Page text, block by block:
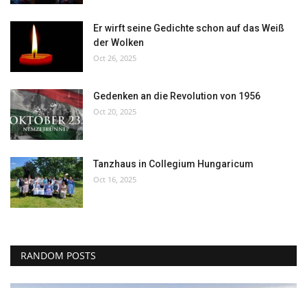
Er wirft seine Gedichte schon auf das Weiß
der Wolken
Oct 26, 2025
Gedenken an die Revolution von 1956
Oct 20, 2025
Tanzhaus in Collegium Hungaricum
Oct 16, 2025
RANDOM POSTS